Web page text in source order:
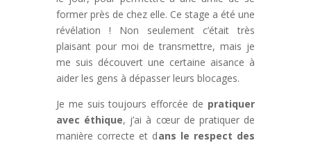
former près de chez elle. Ce stage a été une
révélation ! Non seulement c’était très
plaisant pour moi de transmettre, mais je
me suis découvert une certaine aisance à
aider les gens à dépasser leurs blocages.
Je me suis toujours efforcée de pratiquer
avec éthique, j’ai à cœur de pratiquer de
manière correcte et dans le respect des